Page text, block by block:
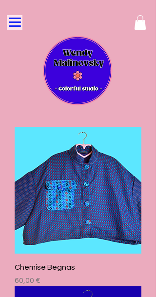
Chemise Begnas
Prix
60,00 €